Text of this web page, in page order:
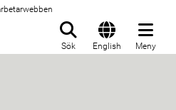
Sök English Meny